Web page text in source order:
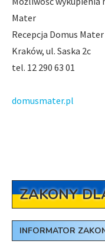
Mater
Recepcja Domus Mater
Kraków, ul. Saska 2c
tel. 12 290 63 01
domusmater.pl
ZAKONY
INFORMATOR